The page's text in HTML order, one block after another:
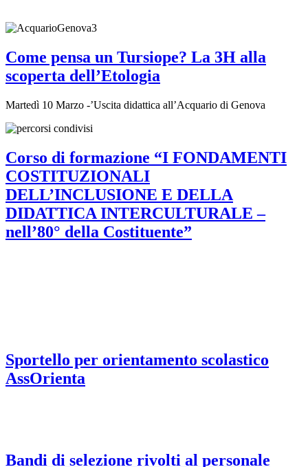
Come pensa un Tursiope? La 3H alla
scoperta dell’Etologia
Martedì 10 Marzo -’Uscita didattica all’Acquario di Genova
Corso di formazione “I FONDAMENTI
COSTITUZIONALI
DELL’INCLUSIONE E DELLA
DIDATTICA INTERCULTURALE –
nell’80° della Costituente”
Sportello per orientamento scolastico
AssOrienta
Bandi di selezione rivolti al personale